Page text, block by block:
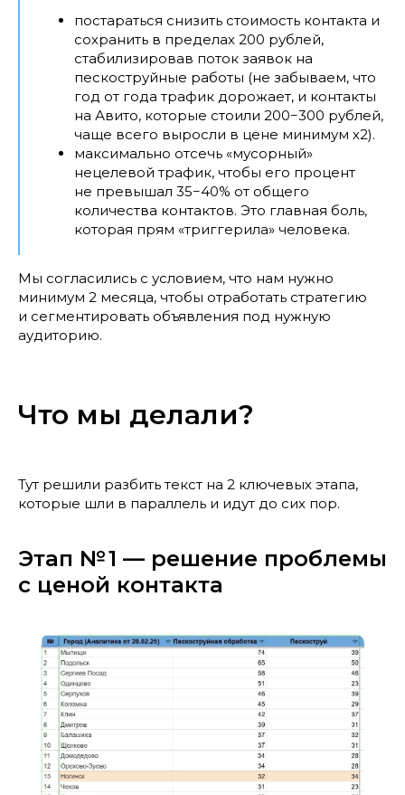
постараться снизить стоимость контакта и
сохранить в пределах 200 рублей,
стабилизировав поток заявок на
пескоструйные работы (не забываем, что
год от года трафик дорожает, и контакты
на Авито, которые стоили 200−300 рублей,
чаще всего выросли в цене минимум х2).
максимально отсечь «мусорный»
нецелевой трафик, чтобы его процент
не превышал 35−40% от общего
количества контактов. Это главная боль,
которая прям «триггерила» человека.
Мы согласились с условием, что нам нужно
минимум 2 месяца, чтобы отработать стратегию
и сегментировать объявления под нужную
аудиторию.
Что мы делали?
Тут решили разбить текст на 2 ключевых этапа,
которые шли в параллель и идут до сих пор.
Этап № 1 — решение проблемы
с ценой контакта